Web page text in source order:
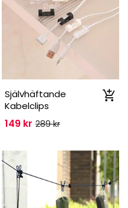
Självhäftande
Kabelclips
149 kr 289 kr